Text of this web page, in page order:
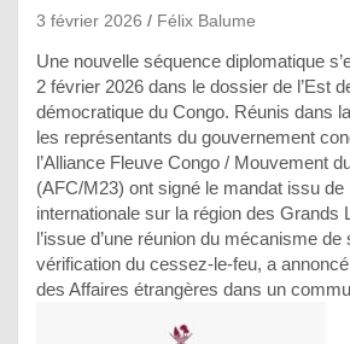
3 février 2026 Félix Balume
Une nouvelle séquence diplomatique
2 février 2026 dans le dossier de l’Est
démocratique du Congo. Réunis dans
les représentants du gouvernement
l’Alliance Fleuve Congo / Mouvement
(AFC/M23) ont signé le mandat issu de
internationale sur la région des Grands
l’issue d’une réunion du mécanisme de
vérification du cessez-le-feu, a
des Affaires étrangères dans un